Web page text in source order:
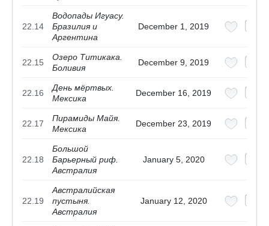
22.14
Водопады Игуасу.
Бразилия и
Аргентина
December 1, 2019
22.15
Озеро Титикака.
Боливия
December 9, 2019
22.16
День мёртвых.
Мексика
December 16, 2019
22.17
Пирамиды Майя.
Мексика
December 23, 2019
22.18
Большой
Барьерный риф.
Австралия
January 5, 2020
22.19
Австралийская
пустыня.
Австралия
January 12, 2020